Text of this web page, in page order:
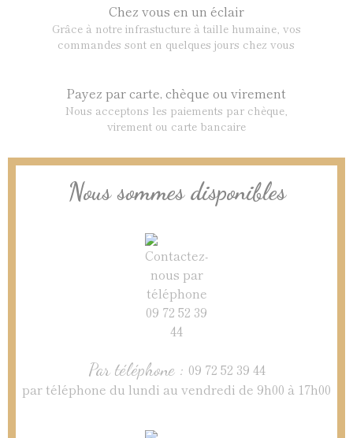
Chez vous en un éclair
Grâce à notre infrastucture à taille humaine, vos
commandes sont en quelques jours chez vous
Payez par carte, chèque ou virement
Nous acceptons les paiements par chèque,
virement ou carte bancaire
Nous sommes disponibles
Par téléphone : 09 72 52 39 44
par téléphone du lundi au vendredi de 9h00 à 17h00